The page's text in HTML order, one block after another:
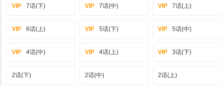
VIP 7话(下) VIP 7话(中) VIP 7话(上)
VIP 6话(上) VIP 5话(下) VIP 5话(中)
VIP 4话(中) VIP 4话(上) VIP 3话(下)
2话(下) 2话(中) 2话(上)